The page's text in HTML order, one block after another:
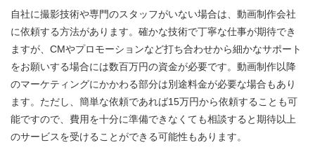
自社に撮影技術や専門のスタッフがいない場合は、動画制作会社
に依頼する方法があります。確かな技術で丁寧な仕事が期待でき
ますが、CMやプロモーションなど打ち合わせから細かなサポート
をお願いする場合には数百万円の資金が必要です。動画制作以降
のマーケティングにかかわる部分は別途料金が必要な場合もあり
ます。ただし、簡単な依頼であれば15万円から依頼することも可
能ですので、費用を十分に準備できなくても相談すると期待以上
のサービスを受けることができる可能性もあります。